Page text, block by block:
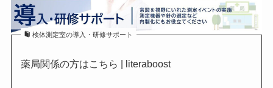
検体測定室の導入・研修サポート
薬局関係の方はこちら | literaboost